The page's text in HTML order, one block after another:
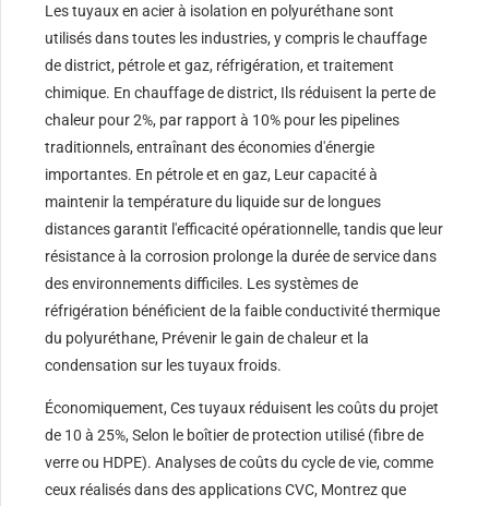
Les tuyaux en acier à isolation en polyuréthane sont
utilisés dans toutes les industries, y compris le chauffage
de district, pétrole et gaz, réfrigération, et traitement
chimique. En chauffage de district, Ils réduisent la perte de
chaleur pour 2%, par rapport à 10% pour les pipelines
traditionnels, entraînant des économies d'énergie
importantes. En pétrole et en gaz, Leur capacité à
maintenir la température du liquide sur de longues
distances garantit l'efficacité opérationnelle, tandis que leur
résistance à la corrosion prolonge la durée de service dans
des environnements difficiles. Les systèmes de
réfrigération bénéficient de la faible conductivité thermique
du polyuréthane, Prévenir le gain de chaleur et la
condensation sur les tuyaux froids.
Économiquement, Ces tuyaux réduisent les coûts du projet
de 10 à 25%, Selon le boîtier de protection utilisé (fibre de
verre ou HDPE). Analyses de coûts du cycle de vie, comme
ceux réalisés dans des applications CVC, Montrez que